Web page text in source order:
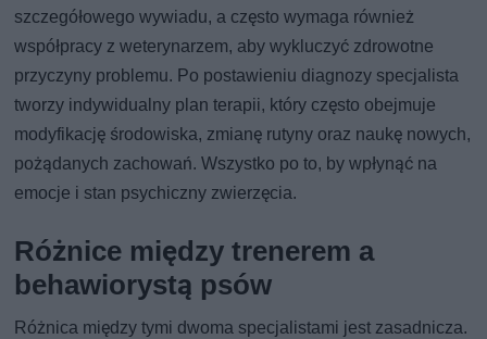
szczegółowego wywiadu, a często wymaga również
współpracy z weterynarzem, aby wykluczyć zdrowotne
przyczyny problemu. Po postawieniu diagnozy specjalista
tworzy indywidualny plan terapii, który często obejmuje
modyfikację środowiska, zmianę rutyny oraz naukę nowych,
pożądanych zachowań. Wszystko po to, by wpłynąć na
emocje i stan psychiczny zwierzęcia.
Różnice między trenerem a
behawiorystą psów
Różnica między tymi dwoma specjalistami jest zasadnicza.